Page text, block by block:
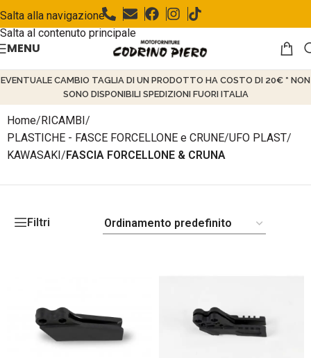
Salta alla navigazione
Salta al contenuto principale
MENU
EVENTUALE CAMBIO TAGLIA DI UN PRODOTTO HA COSTO DI 20€ * NON
SONO DISPONIBILI SPEDIZIONI FUORI ITALIA
Home/RICAMBI/
PLASTICHE - FASCE FORCELLONE e CRUNE/UFO PLAST/
KAWASAKI/FASCIA FORCELLONE & CRUNA
Filtri